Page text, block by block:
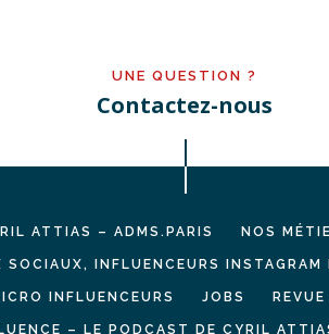
UNE QUESTION ?
Contactez-nous
ATTIAS – ADMS.PARIS NOS
SOCIAUX, INFLUENCEURS
INFLUENCEURS JOBS
– LE PODCAST DE CYRIL